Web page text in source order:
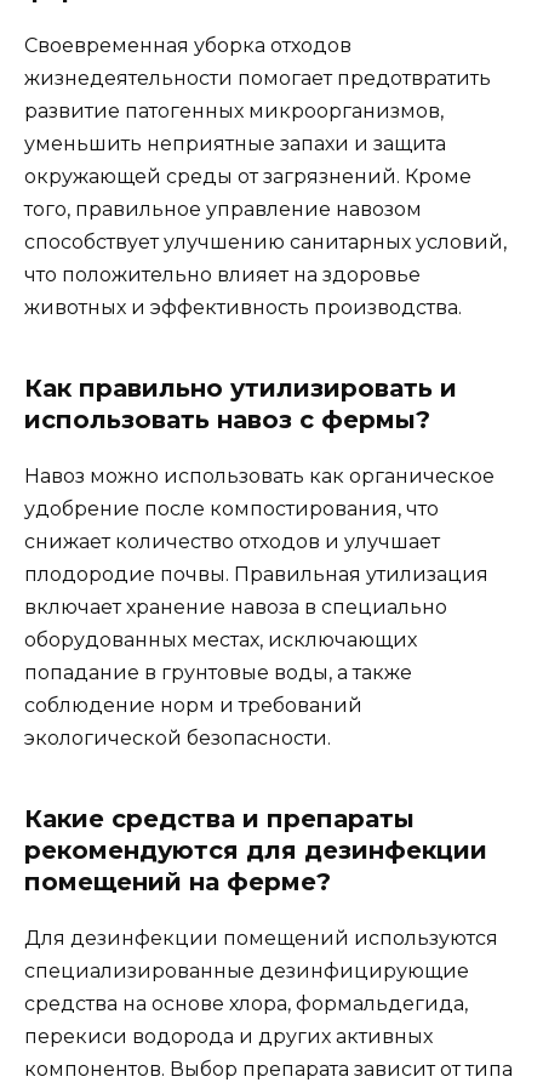
Своевременная уборка отходов
жизнедеятельности помогает предотвратить
развитие патогенных микроорганизмов,
уменьшить неприятные запахи и защита
окружающей среды от загрязнений. Кроме
того, правильное управление навозом
способствует улучшению санитарных условий,
что положительно влияет на здоровье
животных и эффективность производства.
Как правильно утилизировать и
использовать навоз с фермы?
Навоз можно использовать как органическое
удобрение после компостирования, что
снижает количество отходов и улучшает
плодородие почвы. Правильная утилизация
включает хранение навоза в специально
оборудованных местах, исключающих
попадание в грунтовые воды, а также
соблюдение норм и требований
экологической безопасности.
Какие средства и препараты
рекомендуются для дезинфекции
помещений на ферме?
Для дезинфекции помещений используются
специализированные дезинфицирующие
средства на основе хлора, формальдегида,
перекиси водорода и других активных
компонентов. Выбор препарата зависит от типа